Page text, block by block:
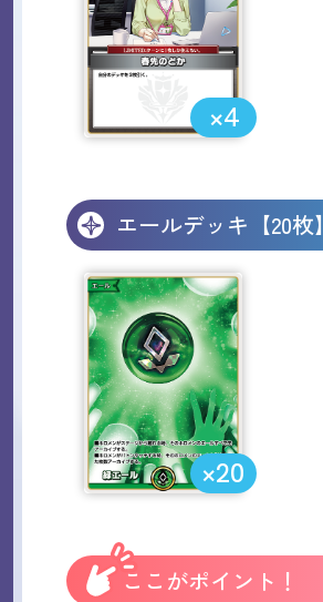
×4
エールデッキ【20枚】
×20
ここがポイント！